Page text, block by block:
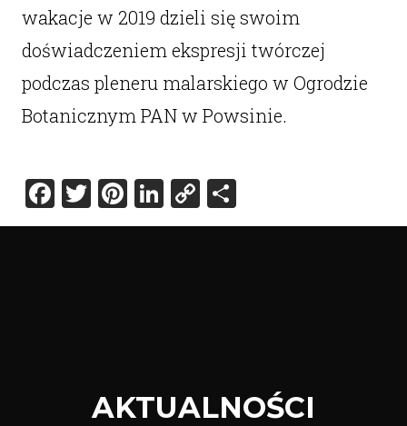
wakacje w 2019 dzieli się swoim
doświadczeniem ekspresji twórczej
podczas pleneru malarskiego w Ogrodzie
Botanicznym PAN w Powsinie.
Facebook
Twitter
Pinterest
LinkedIn
Copy
Link
Share
AKTUALNOŚCI